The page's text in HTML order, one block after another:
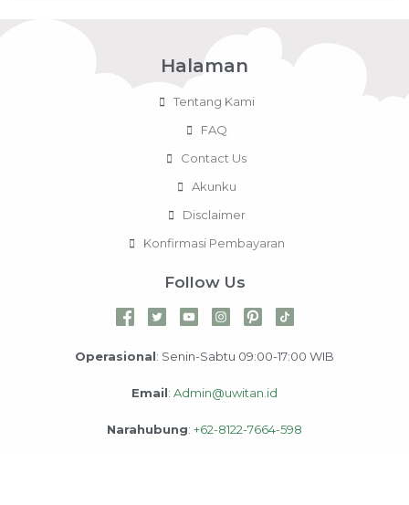
Halaman
Tentang Kami
FAQ
Contact Us
Akunku
Disclaimer
Konfirmasi Pembayaran
Follow Us
Operasional: Senin-Sabtu 09:00-17:00 WIB
Email: Admin@uwitan.id
Narahubung: +62-8122-7664-598